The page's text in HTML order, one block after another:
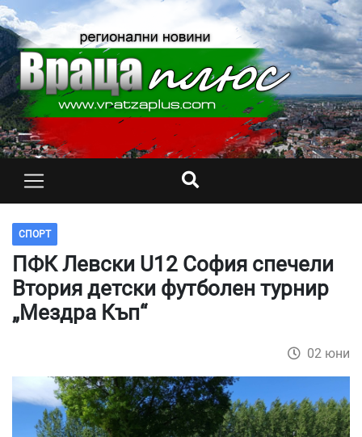
СПОРТ
ПФК Левски U12 София спечели
Втория детски футболен турнир
„Мездра Къп“
02 юни